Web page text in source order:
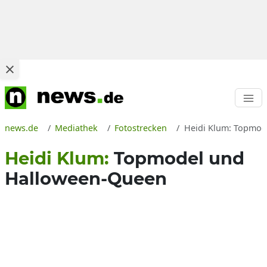
news.de Mediathek Fotostrecken Heidi Klum:
Heidi Klum: Topmodel und
Halloween-Queen